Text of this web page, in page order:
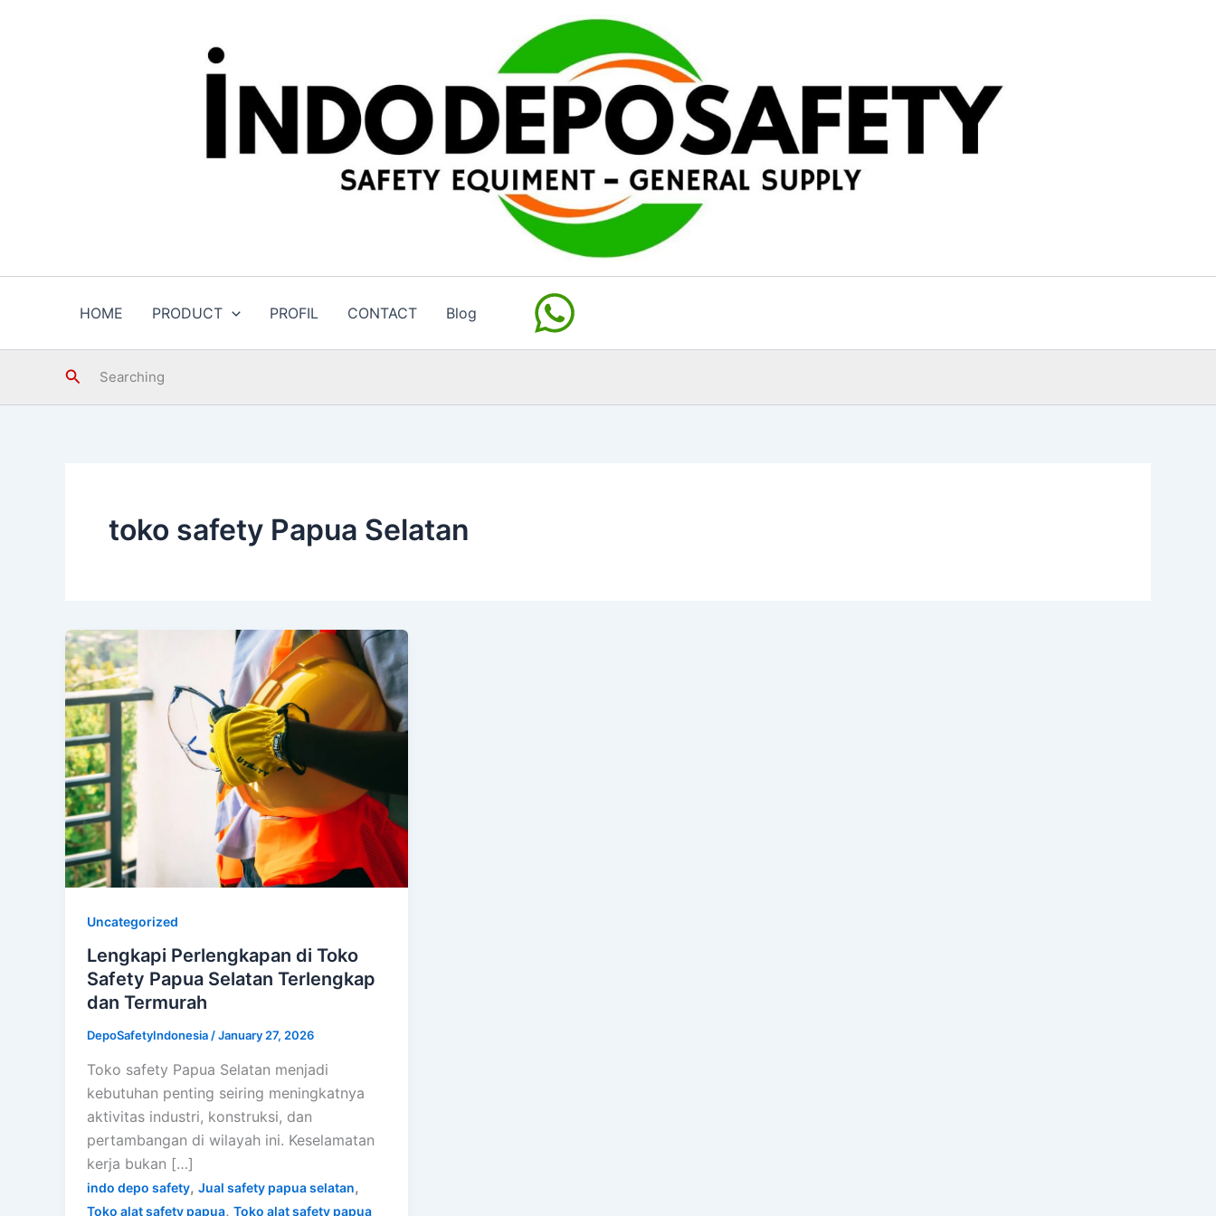
HOME PRODUCT PROFIL CONTACT Blog
SearchSearching
toko safety Papua Selatan
Uncategorized
Lengkapi Perlengkapan di Toko
Safety Papua Selatan Terlengkap
dan Termurah
DepoSafetyIndonesia/January 27, 2026
Toko safety Papua Selatan menjadi
kebutuhan penting seiring meningkatnya
aktivitas industri, konstruksi, dan
pertambangan di wilayah ini. Keselamatan
kerja bukan […]
indo depo safety, Jual safety papua selatan,
Toko alat safety papua, Toko alat safety papua